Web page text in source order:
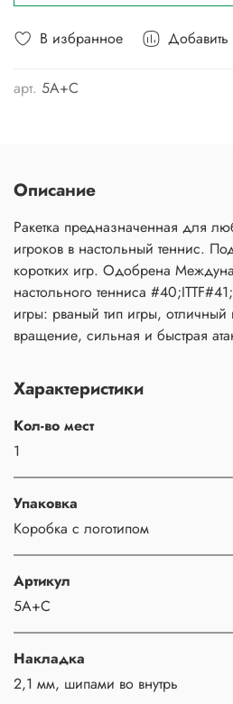
В избранное
арт. 5A+C
Описание
Ракетка предназначенная для
игроков в настольный теннис.
коротких игр. Одобрена
настольного тенниса
игры: рваный тип игры,
вращение, сильная и быстрая
Характеристики
Кол-во мест
1
Упаковка
Коробка с логотипом
Артикул
5А+С
Накладка
2,1 мм, шипами во внутрь